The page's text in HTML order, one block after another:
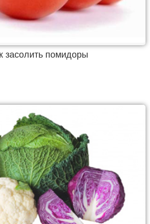
засолить помидоры